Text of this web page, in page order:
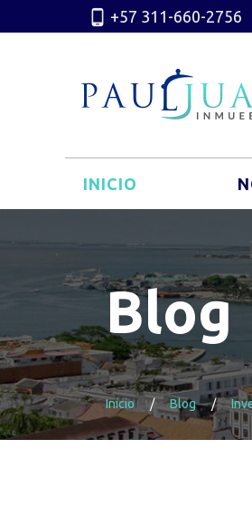
+57 311-660-2756
INICIO
Blog
Inicio Blog